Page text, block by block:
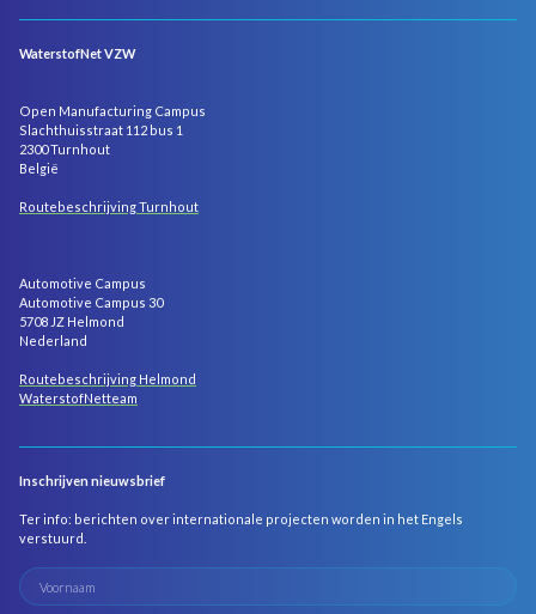
WaterstofNet VZW
Open Manufacturing Campus
Slachthuisstraat 112 bus 1
2300 Turnhout
België
Routebeschrijving Turnhout
Automotive Campus
Automotive Campus 30
5708 JZ Helmond
Nederland
Routebeschrijving Helmond
WaterstofNetteam
Inschrijven nieuwsbrief
Ter info: berichten over internationale projecten worden in het Engels
verstuurd.